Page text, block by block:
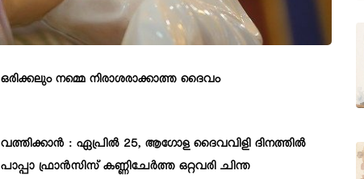
ഒരിക്കലും നമ്മെ നിരാശരാക്കാത്ത ദൈവം
വത്തിക്കാൻ : ഏപ്രിൽ 25, ആഗോള ദൈവവിളി ദിനത്തിൽ
പാപ്പാ ഫ്രാൻസിസ് കണ്ണിചേർത്ത ഒറ്റവരി ചിന്ത